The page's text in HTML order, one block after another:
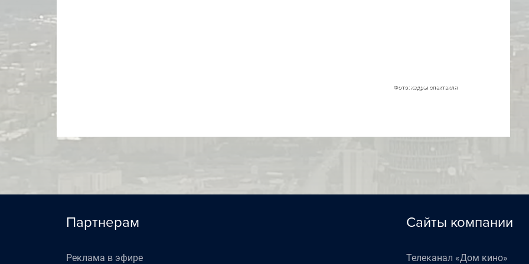
Фото: кадры спектакля
Партнерам
Реклама в эфире
Сайты компании
Телеканал «Дом кино»